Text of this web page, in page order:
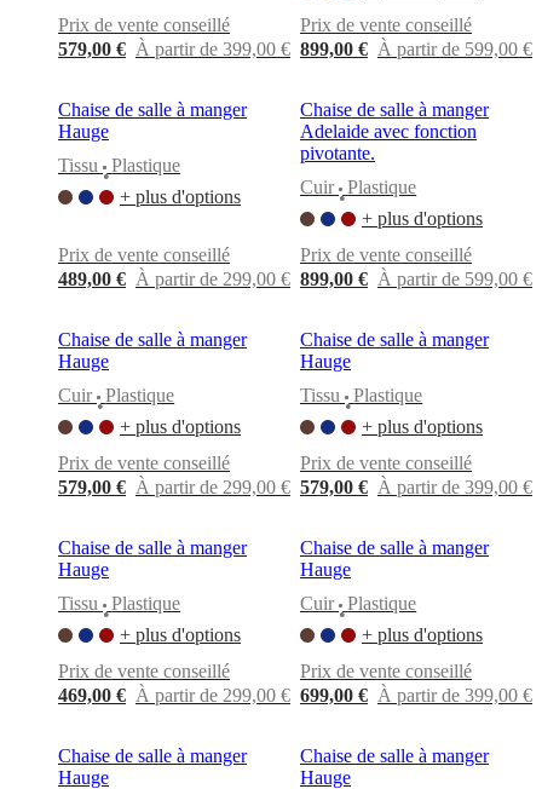
Prix de vente conseillé
579,00 € À partir de 399,00 €
Prix de vente conseillé
899,00 € À partir de 599,00 €
Chaise de salle à manger
Hauge
Tissu
•
Plastique
+ plus d'options
Prix de vente conseillé
489,00 € À partir de 299,00 €
Chaise de salle à manger
Adelaide avec fonction
pivotante.
Cuir
•
Plastique
+ plus d'options
Prix de vente conseillé
899,00 € À partir de 599,00 €
Chaise de salle à manger
Hauge
Cuir
•
Plastique
+ plus d'options
Prix de vente conseillé
579,00 € À partir de 299,00 €
Chaise de salle à manger
Hauge
Tissu
•
Plastique
+ plus d'options
Prix de vente conseillé
579,00 € À partir de 399,00 €
Chaise de salle à manger
Hauge
Tissu
•
Plastique
+ plus d'options
Prix de vente conseillé
469,00 € À partir de 299,00 €
Chaise de salle à manger
Hauge
Cuir
•
Plastique
+ plus d'options
Prix de vente conseillé
699,00 € À partir de 399,00 €
Chaise de salle à manger
Hauge
Chaise de salle à manger
Hauge